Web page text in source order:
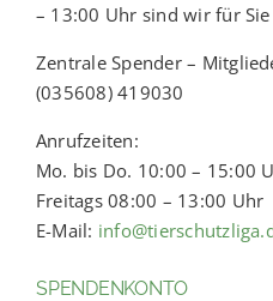
– 13:00 Uhr sind wir für Sie
Zentrale Spender –
(035608) 419030
Anrufzeiten:
Mo. bis Do. 10:00 – 15:00
Freitags 08:00 – 13:00 Uhr
E-Mail:
SPENDENKONTO